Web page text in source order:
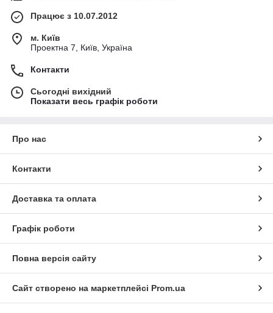
Працює з 10.07.2012
м. Київ
Проектна 7, Київ, Україна
Контакти
Сьогодні вихідний
Показати весь графік роботи
Про нас
Контакти
Доставка та оплата
Графік роботи
Повна версія сайту
Сайт створено на маркетплейсі Prom.ua